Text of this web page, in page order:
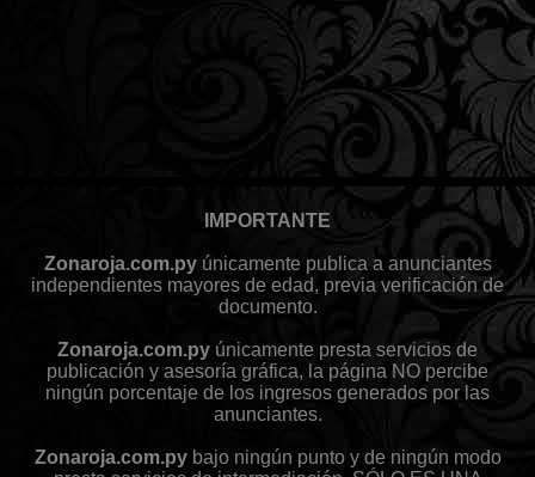
IMPORTANTE
Zonaroja.com.pyúnicamente publica a anunciantes
independientes mayores de edad, previa verificación de
documento.
Zonaroja.com.py únicamente presta servicios de
publicación y asesoría gráfica, la página NO percibe
ningún porcentaje de los ingresos generados por las
anunciantes.
Zonaroja.com.pybajo ningún punto y de ningún modo